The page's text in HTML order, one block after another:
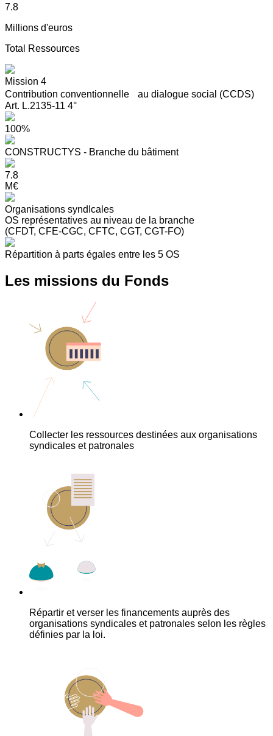
7.8
Millions d'euros
Total Ressources
Mission 4
Contribution conventionnelle au dialogue social (CCDS)
Art. L.2135-11 4°
100%
CONSTRUCTYS - Branche du bâtiment
7.8
M€
Organisations syndIcales
OS représentatives au niveau de la branche
(CFDT, CFE-CGC, CFTC, CGT, CGT-FO)
Répartition à parts égales entre les 5 OS
Les missions du Fonds
Collecter les ressources destinées aux organisations
syndicales et patronales
Répartir et verser les financements auprès des
organisations syndicales et patronales selon les règles
définies par la loi.